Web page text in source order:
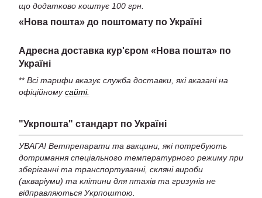
що додатково коштує 100 грн.
«Нова пошта» до поштомату по Україні
Адресна доставка кур'єром «Нова пошта» по
Україні
** Всі тарифи вказує служба доставки, які вказані на
офіційномусайті.
"Укрпошта" стандарт по Україні
УВАГА! Ветпрепарати та вакцини, які потребують
дотримання спеціального температурного режиму при
зберіганні та транспортуванні, скляні вироби
(акваріуми) та клітини для птахів та гризунів не
відправляються Укрпоштою.